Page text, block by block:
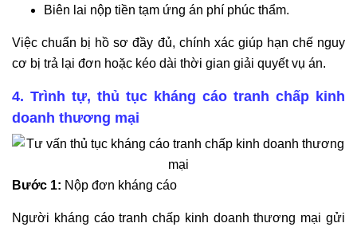
Biên lai nộp tiền tạm ứng án phí phúc thẩm.
Việc chuẩn bị hồ sơ đầy đủ, chính xác giúp hạn chế nguy
cơ bị trả lại đơn hoặc kéo dài thời gian giải quyết vụ án.
4. Trình tự, thủ tục kháng cáo tranh chấp kinh
doanh thương mại
Bước 1: Nộp đơn kháng cáo
Người kháng cáo tranh chấp kinh doanh thương mại gửi